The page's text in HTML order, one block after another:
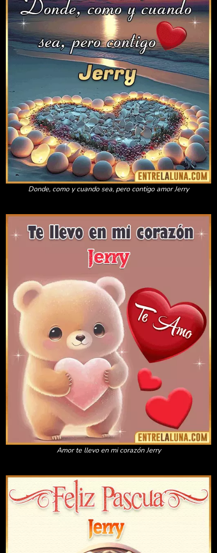
Donde, como y cuando sea, pero contigo amor Jerry
Amor te llevo en mi corazón Jerry